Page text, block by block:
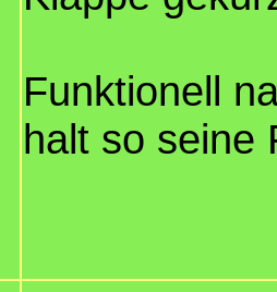
Funktionell
halt so seine